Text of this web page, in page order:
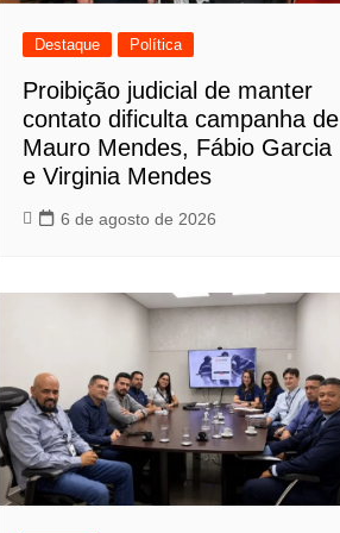
Destaque Política
Proibição judicial de manter
contato dificulta campanha de
Mauro Mendes, Fábio Garcia
e Virginia Mendes
6 de agosto de 2026